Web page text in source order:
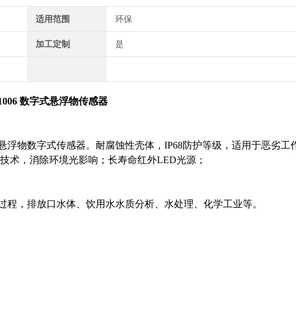
适用范围 环保
加工定制 是
数字式悬浮物传感器
浮物数字式传感器。耐腐蚀性壳体，IP68防护等级，适用于恶劣工
术，消除环境光影响；长寿命红外LED光源；
，排放口水体、 饮用水水质分析、 水处理、化学工业等。